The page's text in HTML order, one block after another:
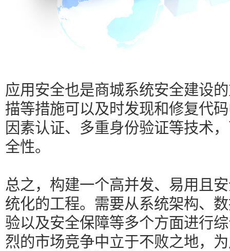
应用安全也是商城系统安全建设
描等措施可以及时发现和修复代
因素认证、多重身份验证等技术
全性。
总之，构建一个高并发、易用且
统化的工程。需要从系统架构、
验以及安全保障等多个方面进行
烈的市场竞争中立于不败之地，